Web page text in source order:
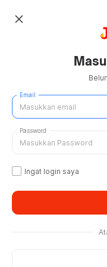
close
Email
Password
Ingat login saya